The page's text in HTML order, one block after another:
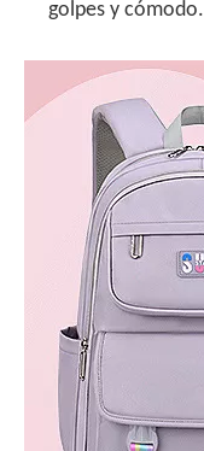
golpes y cómodo.